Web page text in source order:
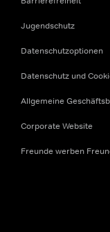
Jugendschutz
Datenschutzoptionen
Datenschutz und
Allgemeine
Corporate Website
Freunde werben